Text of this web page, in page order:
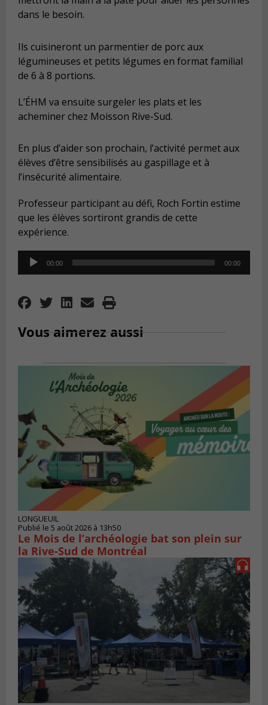
dans le besoin.
Ils cuisineront un parmentier de porc aux
légumineuses et petits légumes en format familial
de 6 à 8 portions.
L’ÉHM va ensuite surgeler les plats et les
acheminer chez Moisson Rive-Sud.
En plus d’aider son prochain, l’activité permet aux
élèves d’être sensibilisés au gaspillage et à
l’insécurité alimentaire.
Professeur participant au défi, Roch Fortin estime
que les élèves sortiront grandis de cette
expérience.
Audio
Player
00:00 00:00
Vous aimerez aussi
LONGUEUIL
Publié le 5 août 2026 à 13h50
Le Mois de l’archéologie bat son plein sur
la Rive-Sud de Montréal